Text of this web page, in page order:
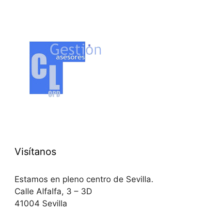
Visítanos
Estamos en pleno centro de Sevilla.
Calle Alfalfa, 3 – 3D
41004 Sevilla